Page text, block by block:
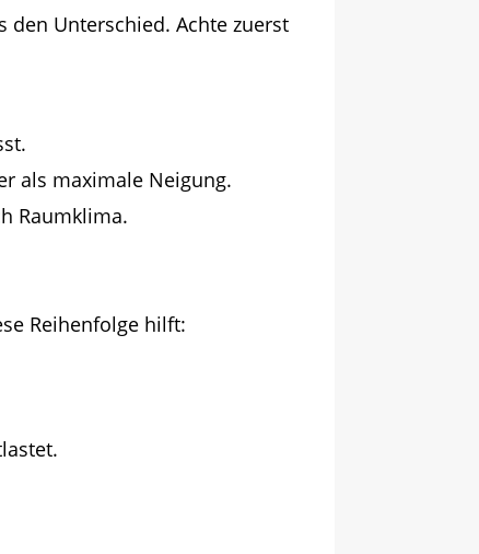
den Unterschied. Achte zuerst
als maximale Neigung.
Raumklima.
Reihenfolge hilft: